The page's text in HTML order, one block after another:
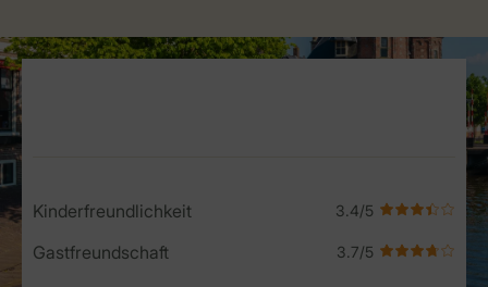
Service Rating from our guests
Kinderfreundlichkeit
Gastfreundschaft